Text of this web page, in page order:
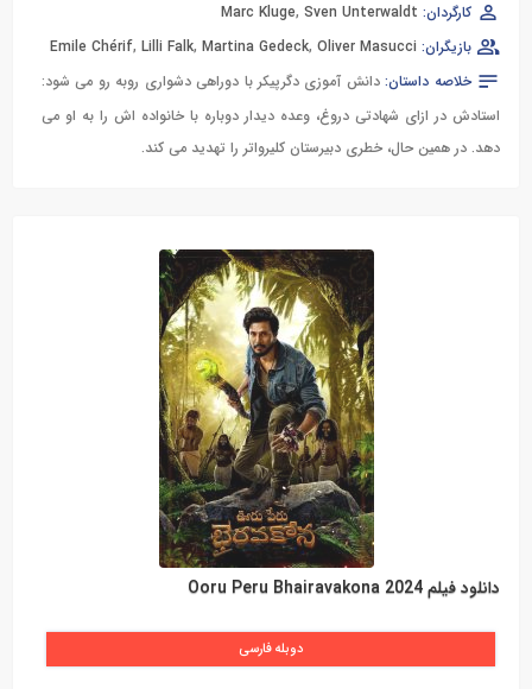
کارگردان:
Marc Kluge, Sven Unterwaldt
بازیگران:
Emile Chérif, Lilli Falk, Martina Gedeck, Oliver Masucci
خلاصه داستان:دانش آموزی دگرپیکر با دوراهی دشواری روبه رو می شود:
استادش در ازای شهادتی دروغ، وعده دیدار دوباره با خانواده اش را به او می
دهد. در همین حال، خطری دبیرستان کلیرواتر را تهدید می کند.
دانلود فیلم Ooru Peru Bhairavakona 2024
دوبله فارسی